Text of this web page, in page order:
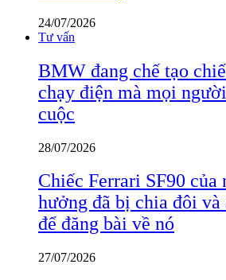
24/07/2026
Tư vấn
BMW đang chế tạo
chạy điện mà mọi
cuộc
28/07/2026
Chiếc Ferrari SF90 của
hưởng đã bị chia đôi và
để đăng bài về nó
27/07/2026